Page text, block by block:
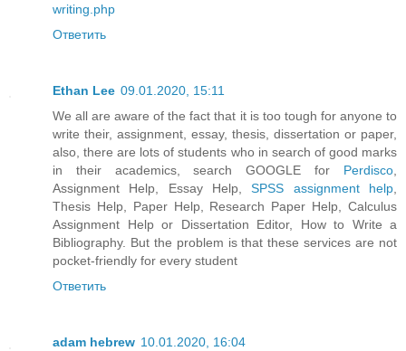
writing.php
Ответить
Ethan Lee 09.01.2020, 15:11
We all are aware of the fact that it is too tough for anyone to
write their, assignment, essay, thesis, dissertation or paper,
also, there are lots of students who in search of good marks
in their academics, search GOOGLE for Perdisco
Assignment Help, Essay Help,SPSS assignment help
Thesis Help, Paper Help, Research Paper Help, Calculus
Assignment Help or Dissertation Editor, How to Write a
Bibliography. But the problem is that these services are not
pocket-friendly for every student
Ответить
adam hebrew 10.01.2020, 16:04